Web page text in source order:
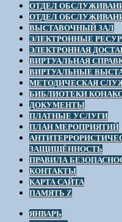
ОТДЕЛ
ОТДЕЛ
ВЫСТАВОЧНЫЙ ЗАЛ
ЭЛЕКТРОННЫЕ
ЭЛЕКТРОННАЯ
ВИРТУАЛЬНАЯ
ВИРТУАЛЬНЫЕ
МЕТОДИЧЕСКАЯ
БИБЛИОТЕКИ
ДОКУМЕНТЫ
ПЛАТНЫЕ УСЛУГИ
ПЛАН МЕРОПРИЯТИЙ
ЗАЩИЩЁННОСТЬ
ПРАВИЛА
КОНТАКТЫ
КАРТА САЙТА
ПАМЯТЬ Z
ЯНВАРЬ